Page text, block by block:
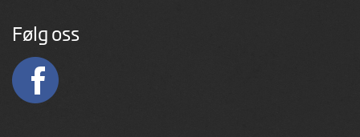
Følg oss